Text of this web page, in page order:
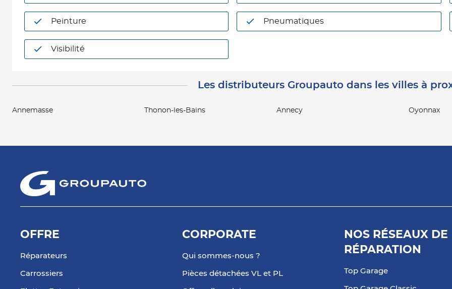
Peinture Pneumatiques
Visibilité
Les distributeurs Groupauto dans les villes à
Annemasse Thonon-les-Bains Annecy Oyonnax
OFFRE
Réparateurs
Carrossiers
CORPORATE
Qui sommes-nous ?
Pièces détachées VL et PL
NOS RÉSEAUX DE
RÉPARATION
Top Garage